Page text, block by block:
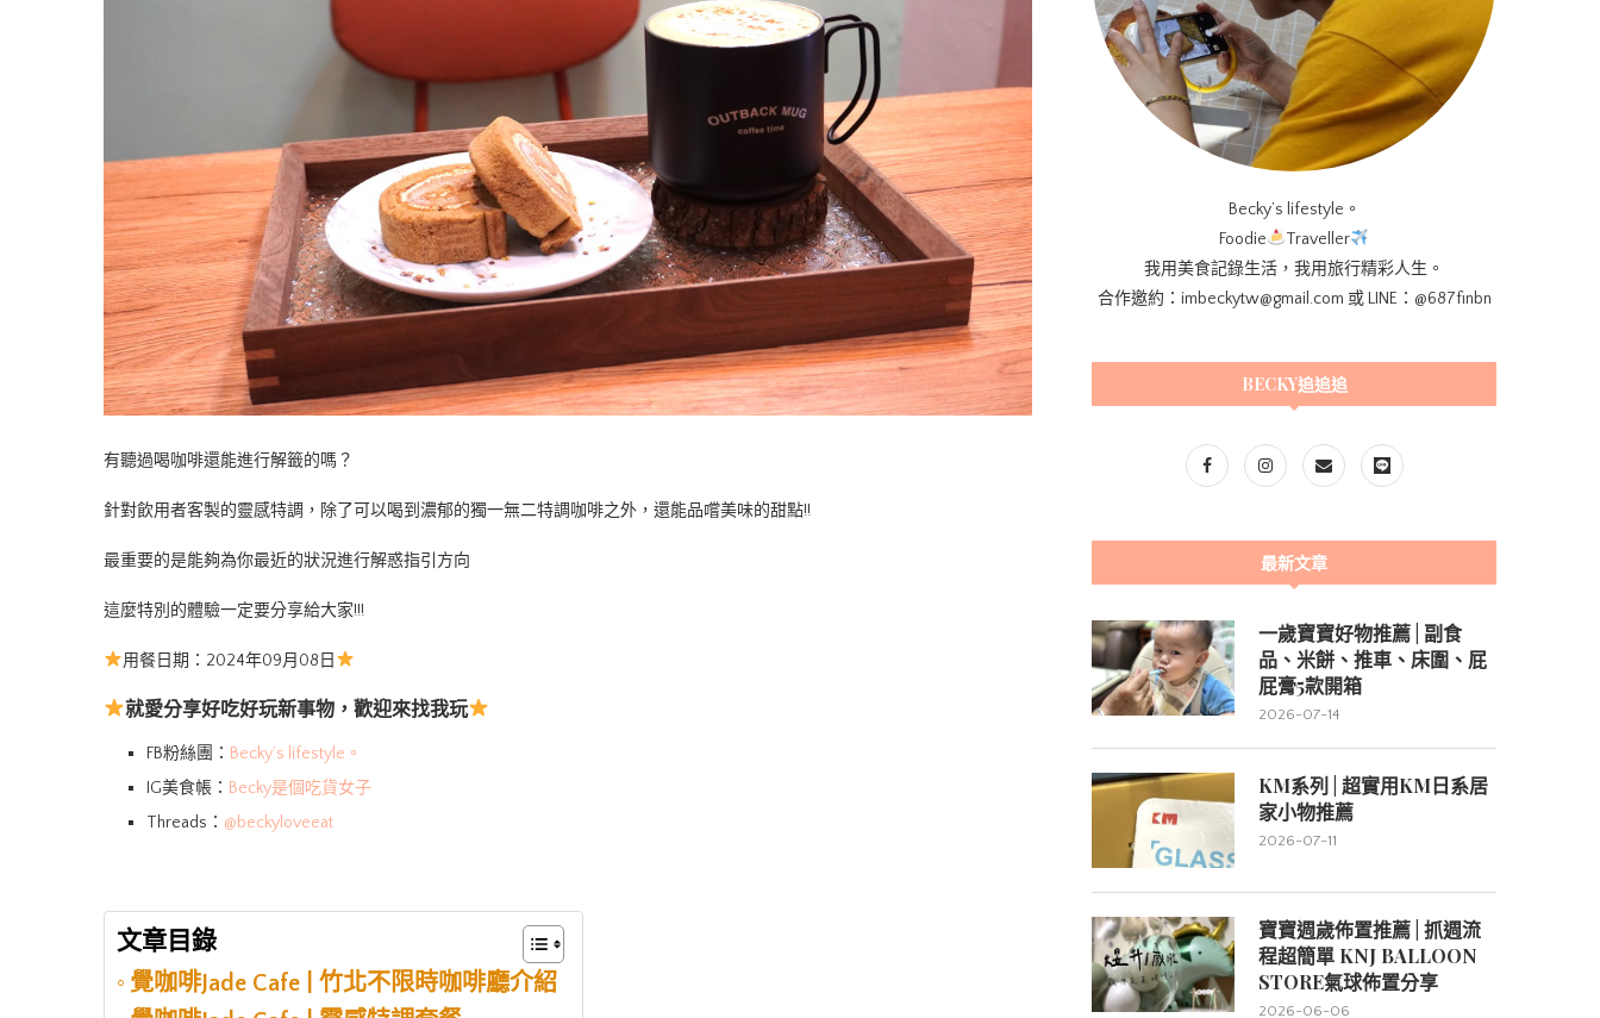
有聽過喝咖啡還能進行解籤的嗎？
針對飲用者客製的靈感特調，除了可以喝到濃郁的獨一無二特調咖啡之外，還能品嚐美味的甜點!!
最重要的是能夠為你最近的狀況進行解惑指引方向
這麼特別的體驗一定要分享給大家!!!
用餐日期：2024年09月08日
就愛分享好吃好玩新事物，歡迎來找我玩
FB粉絲團： Becky’s lifestyle。
IG美食帳： Becky是個吃貨女子
Threads： @beckyloveeat
文章目錄
覺咖啡Jade Cafe | 竹北不限時咖啡廳介紹
Becky’s lifestyle。
Foodie
Traveller
我用美食記錄生活，我用旅行精彩人生。
合作邀約：imbeckytw@gmail.com 或 LINE：@687finbn
BECKY追追追
最新文章
一歲寶寶好物推薦 | 副食
品、米餅、推車、床圍、屁
屁膏5款開箱
2026-07-14
KM系列 | 超實用KM日系居
家小物推薦
2026-07-11
寶寶週歲佈置推薦 | 抓週流
程超簡單 KNJ BALLOON
STORE氣球佈置分享
2026-06-06